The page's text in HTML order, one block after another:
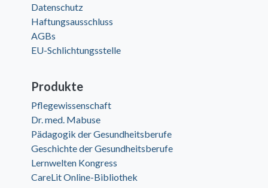
Datenschutz
Haftungsausschluss
AGBs
EU-Schlichtungsstelle
Produkte
Pflegewissenschaft
Dr. med. Mabuse
Pädagogik der Gesundheitsberufe
Geschichte der Gesundheitsberufe
Lernwelten Kongress
CareLit Online-Bibliothek